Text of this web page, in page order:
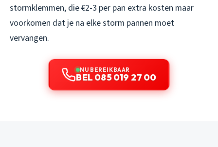
stormklemmen, die €2-3 per pan extra kosten maar
voorkomen dat je na elke storm pannen moet
vervangen.
NU BEREIKBAAR
BEL 085 019 27 00